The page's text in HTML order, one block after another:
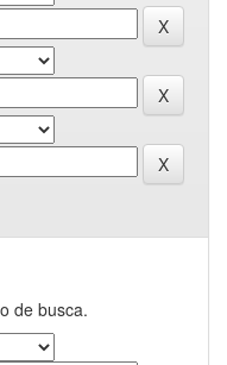
de busca.